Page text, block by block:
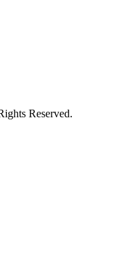
Reserved.